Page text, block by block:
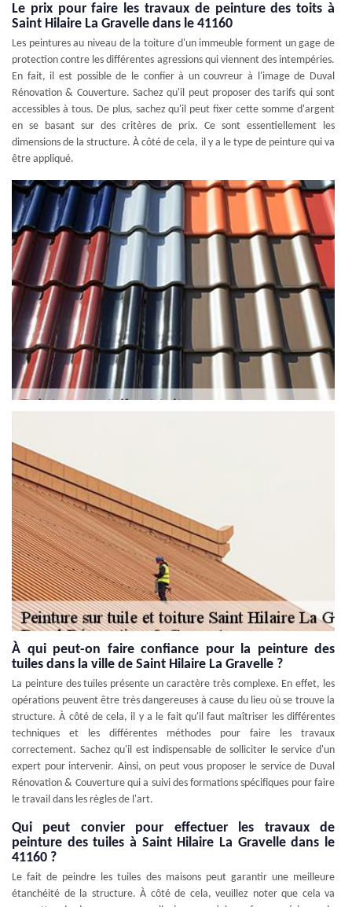
Le prix pour faire les travaux de peinture des toits à
Saint Hilaire La Gravelle dans le 41160
Les peintures au niveau de la toiture d'un immeuble forment un gage de
protection contre les différentes agressions qui viennent des intempéries.
En fait, il est possible de le confier à un couvreur à l'image de Duval
Rénovation & Couverture. Sachez qu'il peut proposer des tarifs qui sont
accessibles à tous. De plus, sachez qu'il peut fixer cette somme d'argent
en se basant sur des critères de prix. Ce sont essentiellement les
dimensions de la structure. À côté de cela, il y a le type de peinture qui va
être appliqué.
À qui peut-on faire confiance pour la peinture des
tuiles dans la ville de Saint Hilaire La Gravelle ?
La peinture des tuiles présente un caractère très complexe. En effet, les
opérations peuvent être très dangereuses à cause du lieu où se trouve la
structure. À côté de cela, il y a le fait qu'il faut maîtriser les différentes
techniques et les différentes méthodes pour faire les travaux
correctement. Sachez qu'il est indispensable de solliciter le service d'un
expert pour intervenir. Ainsi, on peut vous proposer le service de Duval
Rénovation & Couverture qui a suivi des formations spécifiques pour faire
le travail dans les règles de l'art.
Qui peut convier pour effectuer les travaux de
peinture des tuiles à Saint Hilaire La Gravelle dans le
41160 ?
Le fait de peindre les tuiles des maisons peut garantir une meilleure
étanchéité de la structure. À côté de cela, veuillez noter que cela va